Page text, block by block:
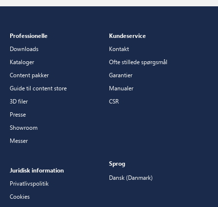
Professionelle
Downloads
Kataloger
Content pakker
Guide til content store
3D filer
Presse
Showroom
Messer
Kundeservice
Kontakt
Ofte stillede spørgsmål
Garantier
Manualer
CSR
Juridisk information
Privatlivspolitik
Cookies
Sprog
Dansk (Danmark)